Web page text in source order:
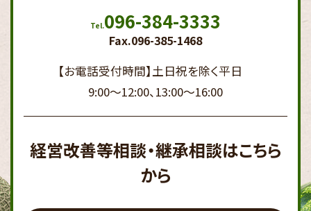
Tel.096-384-3333
Fax.096-385-1468
【お電話受付時間】土日祝を除く平日
9:00～12:00、13:00～16:00
経営改善等相談・継承相談はこちら
から